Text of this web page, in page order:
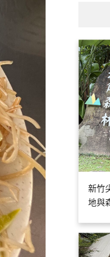
新竹
地與